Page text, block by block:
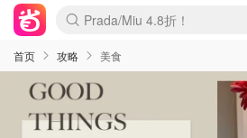
麦卢卡蜂蜜夏促！个位数！
Prada/Miu 4.8折！
啥？必胜客披萨5折！
首页 攻略 美食